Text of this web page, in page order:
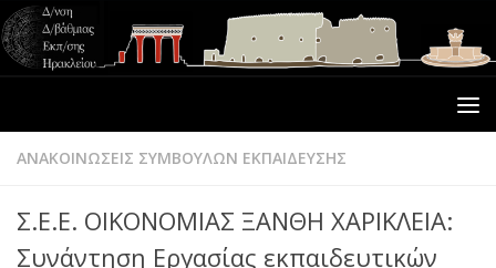
ΑΝΑΚΟΙΝΩΣΕΙΣ ΣΥΜΒΟΥΛΩΝ ΕΚΠΑΙΔΕΥΣΗΣ
Σ.Ε.Ε. ΟΙΚΟΝΟΜΙΑΣ ΞΑΝΘΗ ΧΑΡΙΚΛΕΙΑ:
Συνάντηση Εργασίας εκπαιδευτικών